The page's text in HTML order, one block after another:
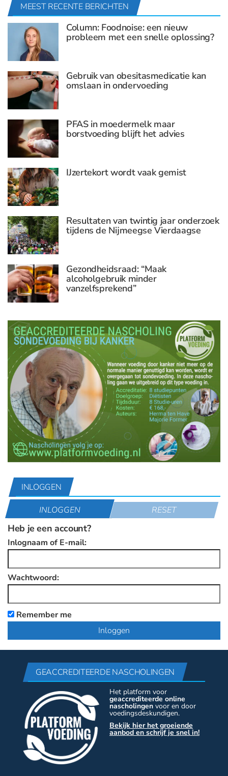
MEEST RECENTE BERICHTEN
Column: Foodnoise: een nieuw
probleem met een snelle oplossing?
Gebruik van obesitasmedicatie kan
omslaan in ondervoeding
PFAS in moedermelk maar
borstvoeding blijft het advies
IJzertekort wordt vaak gemist
Resultaten van twintig jaar onderzoek
tijdens de Nijmeegse Vierdaagse
Gezondheidsraad: “Maak
alcoholgebruik minder
vanzelfsprekend”
INLOGGEN
INLOGGEN RESET
Heb je een account?
Inlognaam of E-mail:
Wachtwoord:
Remember me
GEACCREDITEERDE NASCHOLINGEN
Het platform voor
geaccrediteerde online
nascholingen voor en door
voedingsdeskundigen.
Bekijk hier het groeiende
aanbod en schrijf je snel in!